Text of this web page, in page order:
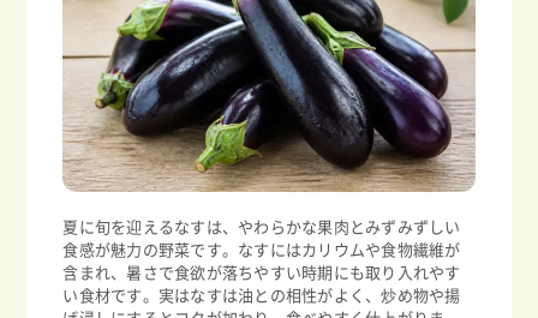
夏に旬を迎えるなすは、やわらかな果肉とみずみずしい
食感が魅力の野菜です。なすにはカリウムや食物繊維が
含まれ、暑さで食欲が落ちやすい時期にも取り入れやす
い食材です。実はなすは油との相性がよく、炒め物や揚